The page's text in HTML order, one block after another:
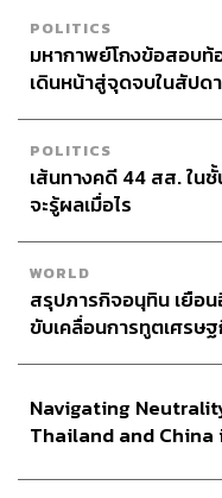
POLITICS
มหากาพย์โกงข้อสอบท้
เดินหน้าสู่จุดจบในสัปด
POLITICS
เส้นทางคดี 44 สส. ใน
จะรู้ผลเมื่อไร
WORLD
สรุปภารกิจอนุทิน เยือน
ขับเคลื่อนการทูตเศรษ
Navigating
Thailand and China